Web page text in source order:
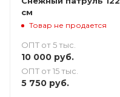
см
Товар не продается
ОПТ от 5 тыс.
10 000 руб.
ОПТ от 15 тыс.
5 750 руб.